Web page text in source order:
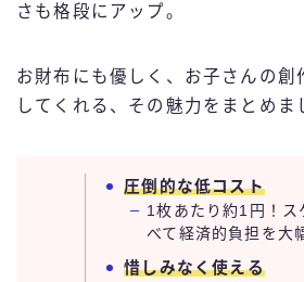
さも格段にアップ。
お財布にも優しく、お子さんの創
してくれる、その魅力をまとめま
圧倒的な低コスト
1枚あたり約1円！ス
べて経済的負担を大
惜しみなく使える